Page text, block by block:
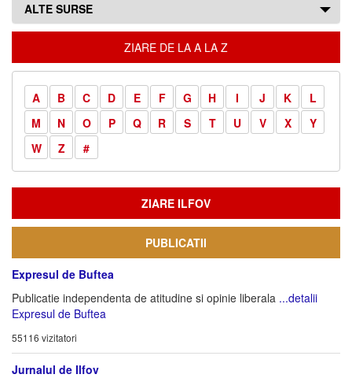
ALTE SURSE
ZIARE DE LA A LA Z
A B C D E F G H I J K
L
M
N O P Q R S T U V X
Y
W
Z #
ZIARE ILFOV
PUBLICATII
Expresul de Buftea
Publicatie independenta de atitudine si opinie liberala ...detalii
Expresul de Buftea
55116 vizitatori
Jurnalul de Ilfov